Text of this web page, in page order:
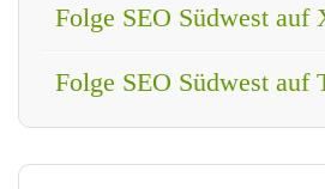
Folge SEO Südwest auf
Folge SEO Südwest auf